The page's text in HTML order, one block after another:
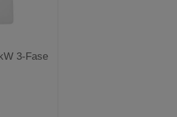
3-Fase